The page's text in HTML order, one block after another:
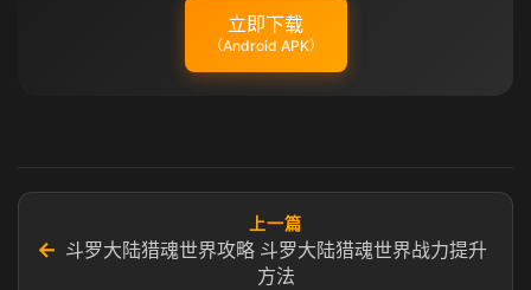
立即下载
（Android APK）
←
上一篇
斗罗大陆猎魂世界攻略 斗罗大陆猎魂世界战力提升
方法